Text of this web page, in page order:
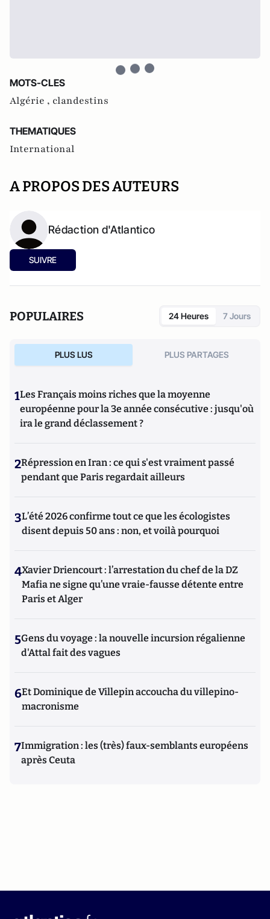
MOTS-CLES
Algérie , clandestins
THEMATIQUES
International
A PROPOS DES AUTEURS
Rédaction d'Atlantico
SUIVRE
POPULAIRES 24 Heures 7 Jours
PLUS LUS PLUS PARTAGES
1Les Français moins riches que la moyenne
européenne pour la 3e année consécutive : jusqu'où
ira le grand déclassement ?
2Répression en Iran : ce qui s'est vraiment passé
pendant que Paris regardait ailleurs
3L’été 2026 confirme tout ce que les écologistes
disent depuis 50 ans : non, et voilà pourquoi
4Xavier Driencourt : l’arrestation du chef de la DZ
Mafia ne signe qu’une vraie-fausse détente entre
Paris et Alger
5Gens du voyage : la nouvelle incursion régalienne
d'Attal fait des vagues
6Et Dominique de Villepin accoucha du villepino-
macronisme
7Immigration : les (très) faux-semblants européens
après Ceuta